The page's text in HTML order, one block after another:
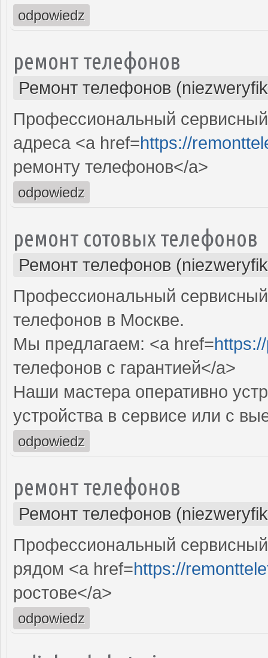
odpowiedz
ремонт телефонов
Ремонт телефонов
Профессиональный
адреса <a href=https://
ремонту телефонов</a>
odpowiedz
ремонт сотовых телефонов
Ремонт телефонов
Профессиональный
телефонов в Москве.
Мы предлагаем: <a href=
телефонов с гарантией</a>
Наши мастера оперативно
устройства в сервисе или с
odpowiedz
ремонт телефонов
Ремонт телефонов
Профессиональный
рядом <a href=https://
ростове</a>
odpowiedz